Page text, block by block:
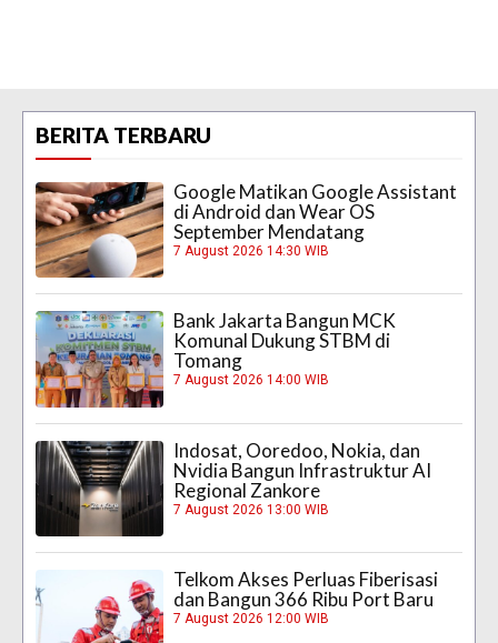
BERITA TERBARU
Google Matikan Google Assistant
di Android dan Wear OS
September Mendatang
7 August 2026 14:30 WIB
Bank Jakarta Bangun MCK
Komunal Dukung STBM di
Tomang
7 August 2026 14:00 WIB
Indosat, Ooredoo, Nokia, dan
Nvidia Bangun Infrastruktur AI
Regional Zankore
7 August 2026 13:00 WIB
Telkom Akses Perluas Fiberisasi
dan Bangun 366 Ribu Port Baru
7 August 2026 12:00 WIB